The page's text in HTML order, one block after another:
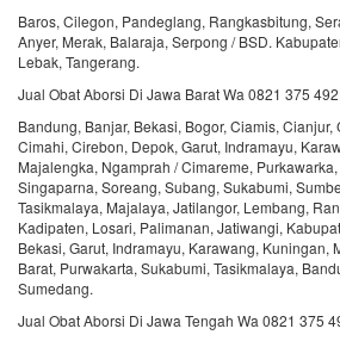
Baros, Cilegon, Pandeglang, Rangkasbitung,
Anyer, Merak, Balaraja, Serpong / BSD.
Lebak, Tangerang.
Jual Obat Aborsi Di Jawa Barat Wa 0821 375
Bandung, Banjar, Bekasi, Bogor, Ciamis,
Cimahi, Cirebon, Depok, Garut, Indramayu,
Majalengka, Ngamprah / Cimareme,
Singaparna, Soreang, Subang, Sukabumi,
Tasikmalaya, Majalaya, Jatilangor, Lembang,
Kadipaten, Losari, Palimanan, Jatiwangi,
Bekasi, Garut, Indramayu, Karawang, Kuningan,
Barat, Purwakarta, Sukabumi, Tasikmalaya,
Sumedang.
Jual Obat Aborsi Di Jawa Tengah Wa 0821 375